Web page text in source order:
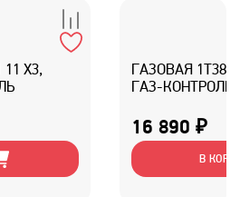
X3,
ГАЗОВАЯ 1T38
ГАЗ-
16 890 ₽
В